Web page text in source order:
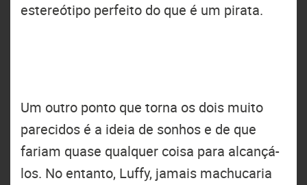
estereótipo perfeito do que é um pirata.
Um outro ponto que torna os dois muito
parecidos é a ideia de sonhos e de que
fariam quase qualquer coisa para alcançá-
los. No entanto, Luffy, jamais machucaria